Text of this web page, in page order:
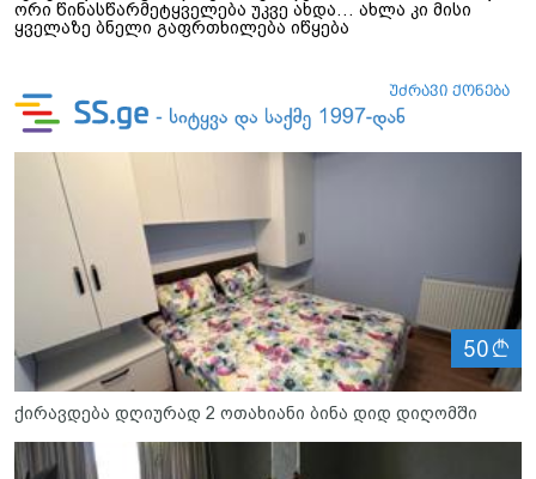
ორი წინასწარმეტყველება უკვე ახდა… ახლა კი მისი
ყველაზე ბნელი გაფრთხილება იწყება
50
ქირავდება დღიურად 2 ოთახიანი ბინა დიდ დიღომში